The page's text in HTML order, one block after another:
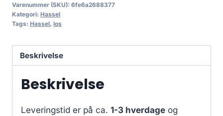
Varenummer (SKU): 6fe6a2688377
Kategori: Hassel
Tags: Hassel, los
Beskrivelse
Beskrivelse
Leveringstid er på ca. 1-3 hverdage og